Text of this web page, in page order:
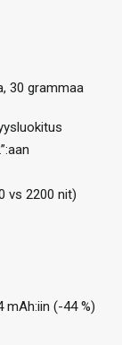
30 grammaa
vs 2200 nit)
mAh:iin (-44 %)